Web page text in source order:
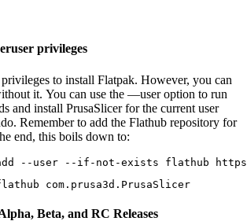
privileges
privileges to install Flatpak. However, you can
it. You can use the —user option to run
and install PrusaSlicer for the current user
Remember to add the Flathub repository for
end, this boils down to:
--user --if-not-exists flathub
com.prusa3d.PrusaSlicer
Beta, and RC Releases